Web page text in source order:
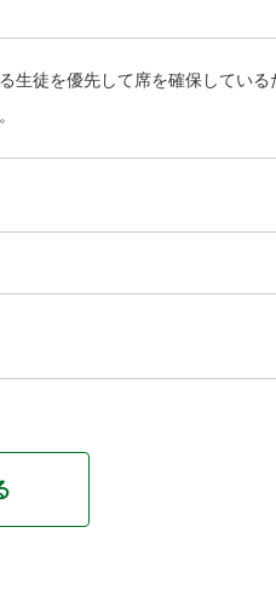
生徒を優先して席を確保してい